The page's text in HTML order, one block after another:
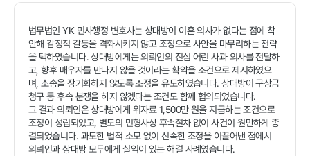
법무법인 YK 민사행정 변호사는 상대방이 이혼 의사가 없다는 점에 착
안해 감정적 갈등을 격화시키지 않고 조정으로 사안을 마무리하는 전략
을 택하였습니다. 상대방에게는 의뢰인의 진심 어린 사과 의사를 전달하
고, 향후 배우자를 만나지 않을 것이라는 확약을 조건으로 제시하였으
며, 소송을 장기화하지 않도록 조정을 유도하였습니다. 상대방이 구상금
청구 등 후속 분쟁을 하지 않겠다는 조건도 함께 협의되었습니다.
그 결과 의뢰인은 상대방에게 위자료 1,500만 원을 지급하는 조건으로
조정이 성립되었고, 별도의 민형사상 후속절차 없이 사건이 원만하게 종
결되었습니다. 과도한 법적 소모 없이 신속한 조정을 이끌어낸 점에서
의뢰인과 상대방 모두에게 실익이 있는 해결 사례였습니다.